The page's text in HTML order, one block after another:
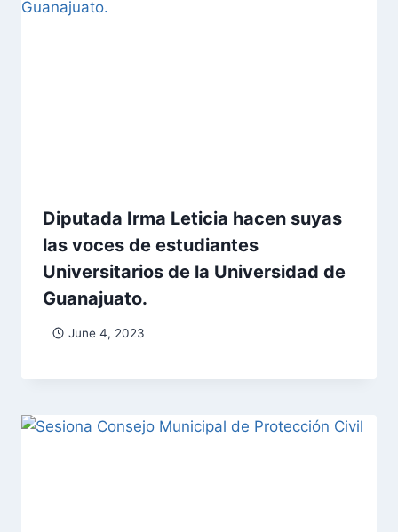
Diputada Irma Leticia hacen suyas
las voces de estudiantes
Universitarios de la Universidad de
Guanajuato.
June 4, 2023